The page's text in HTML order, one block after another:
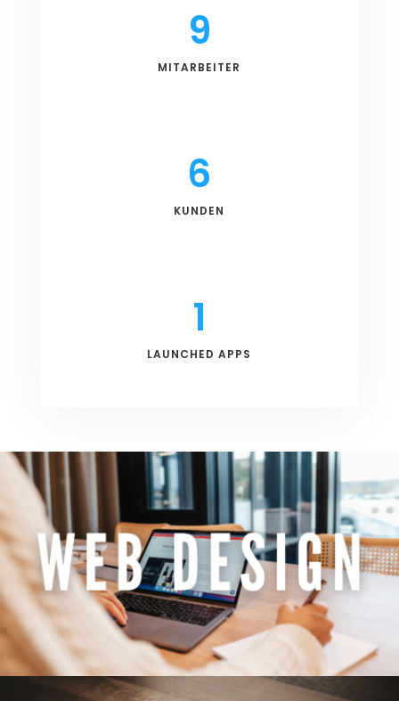
9
MITARBEITER
6
KUNDEN
1
LAUNCHED APPS